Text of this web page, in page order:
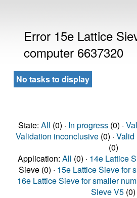
Error 15e Lattice
computer 6637320
No tasks to display
State: All (0) · In progress(0) ·
Validation inconclusive(0) · Valid
(0)
Application: All (0) · 14e Lattice
Sieve (0) · 15e Lattice Sieve for
16e Lattice Sieve for smaller
Sieve V5 (0)